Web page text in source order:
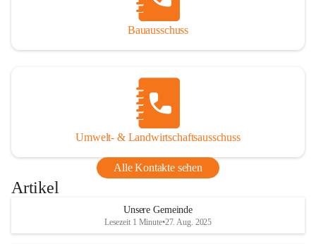
Bauausschuss
Umwelt- & Landwirtschaftsausschuss
Alle Kontakte sehen
Artikel
Unsere Gemeinde
Lesezeit 1 Minute•27. Aug. 2025